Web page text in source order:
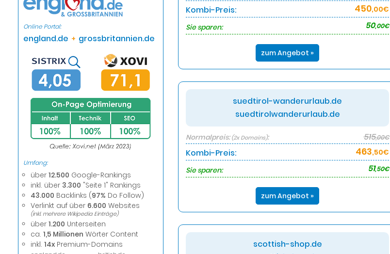
Online Portal:
england.de + grossbritannien.de
Umfang:
über 12.500 Google-Rankings
inkl. über 3.300 "Seite 1" Rankings
43.000 Backlinks (97% Do Follow)
Verlinkt auf über 6.600 Websites
(inkl. mehrere Wikipedia Einträge)
über 1.200 Unterseiten
ca. 1,5 Millionen Wörter Content
inkl. 14x Premium-Domains
Kombi-Preis: 450,00€
Sie sparen:
50,00€
zum Angebot »
suedtirol-wanderurlaub.de
suedtirolwanderurlaub.de
Normalpreis:(2x Domains): 515,00€
Kombi-Preis: 463,50€
Sie sparen:
51,50€
zum Angebot »
scottish-shop.de